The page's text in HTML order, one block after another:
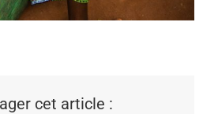
cet article :